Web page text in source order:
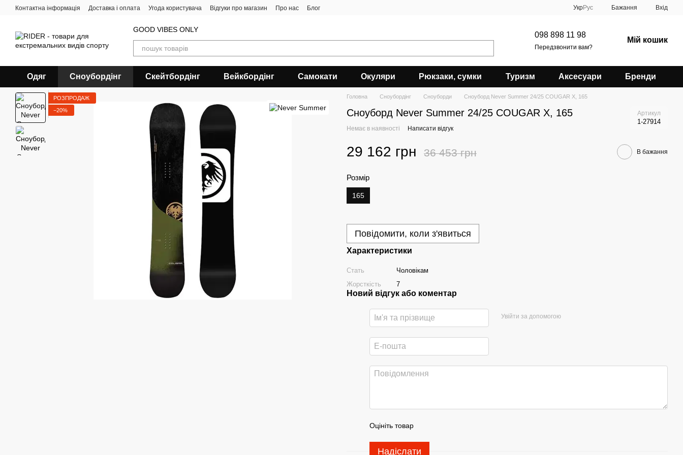
Перейти до основного контенту
Контактна інформація Доставка і оплата Угода користувача Відгуки про магазин Про нас Блог УкрРус Бажання Вхід
GOOD VIBES ONLY
098 898 11 98
Передзвонити вам?
Мій кошик
Одяг Сноубордiнг Скейтбордінг Вейкбордінг Самокати Окуляри Рюкзаки, сумки Туризм Аксесуари Бренди
РОЗПРОДАЖ
−20%
Головна Сноубордiнг Сноуборди Сноуборд Never Summer 24/25 COUGAR X, 165
Сноуборд Never Summer 24/25 COUGAR X, 165 Артикул
1-27914
Немає в наявності Написати відгук
29 162 грн 36 453 грн В бажання
Розмір
165
Повідомити, коли з'явиться
Характеристики
Стать
Чоловікам
Жорсткість
7
Новий відгук або коментар
Увійти за допомогою
Оцініть товар
Надіслати